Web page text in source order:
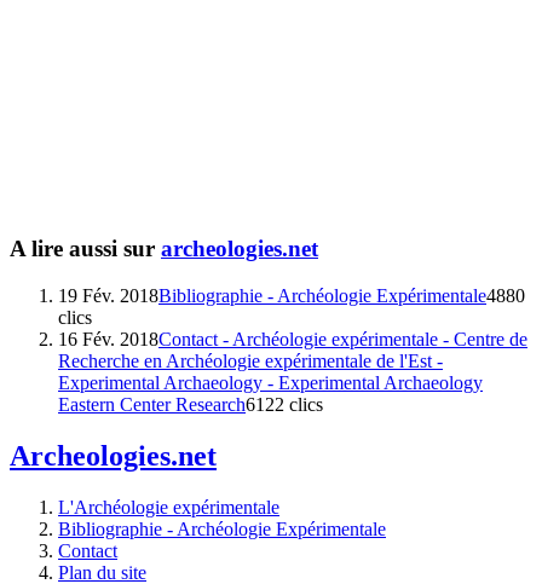
A lire aussi sur archeologies.net
19 Fév. 2018Bibliographie - Archéologie Expérimentale4880
clics
16 Fév. 2018Contact - Archéologie expérimentale - Centre de
Recherche en Archéologie expérimentale de l'Est -
Experimental Archaeology - Experimental Archaeology
Eastern Center Research6122 clics
Archeologies.net
L'Archéologie expérimentale
Bibliographie - Archéologie Expérimentale
Contact
Plan du site